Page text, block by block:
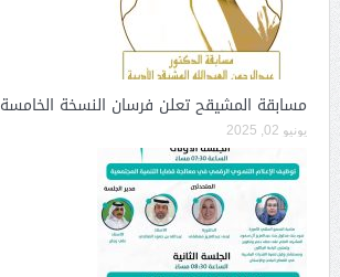
مسابقة المشيقح تعلن فرسان النسخة الخامسة
يونيو 02, 2025